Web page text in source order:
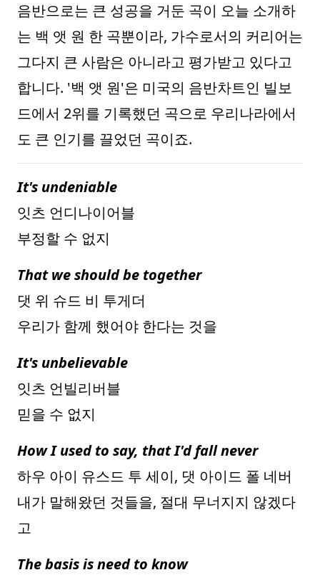
음반으로는 큰 성공을 거둔 곡이 오늘 소개하
는 백 앳 원 한 곡뿐이라, 가수로서의 커리어는
그다지 큰 사람은 아니라고 평가받고 있다고
합니다. '백 앳 원'은 미국의 음반차트인 빌보
드에서 2위를 기록했던 곡으로 우리나라에서
도 큰 인기를 끌었던 곡이죠.
It's undeniable
잇츠 언디나이어블
부정할 수 없지
That we should be together
댓 위 슈드 비 투게더
우리가 함께 했어야 한다는 것을
It's unbelievable
잇츠 언빌리버블
믿을 수 없지
How I used to say, that I'd fall never
하우 아이 유스드 투 세이, 댓 아이드 폴 네버
내가 말해왔던 것들을, 절대 무너지지 않겠다
고
The basis is need to know